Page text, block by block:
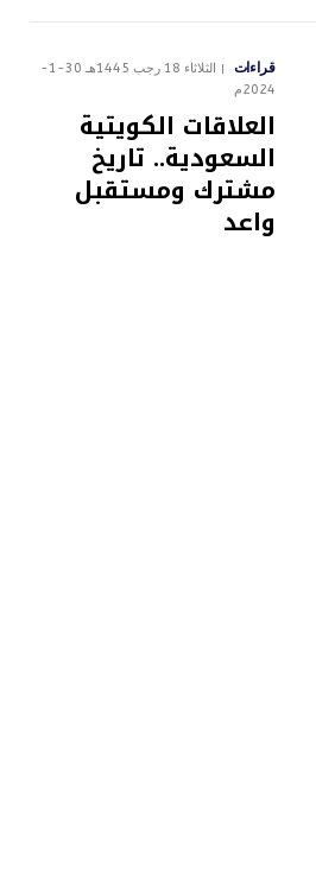
قراءات
الثلاثاء 18 رجب 1445هـ 30-1-
2024م
العلاقات الكويتية
السعودية.. تاريخ
مشترك ومستقبل
واعد